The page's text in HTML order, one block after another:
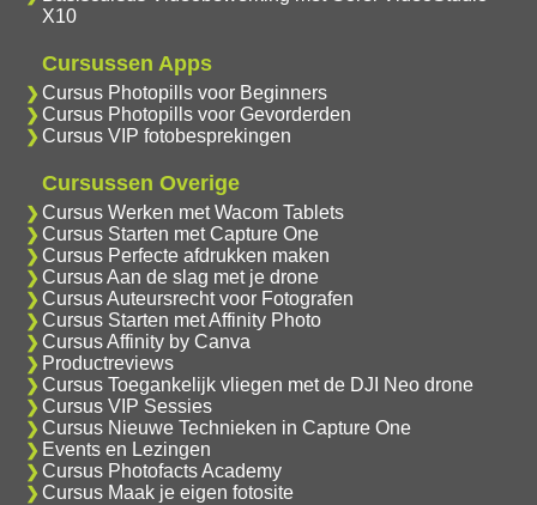
X10
Cursussen Apps
Cursus Photopills voor Beginners
Cursus Photopills voor Gevorderden
Cursus VIP fotobesprekingen
Cursussen Overige
Cursus Werken met Wacom Tablets
Cursus Starten met Capture One
Cursus Perfecte afdrukken maken
Cursus Aan de slag met je drone
Cursus Auteursrecht voor Fotografen
Cursus Starten met Affinity Photo
Cursus Affinity by Canva
Productreviews
Cursus Toegankelijk vliegen met de DJI Neo drone
Cursus VIP Sessies
Cursus Nieuwe Technieken in Capture One
Events en Lezingen
Cursus Photofacts Academy
Cursus Maak je eigen fotosite